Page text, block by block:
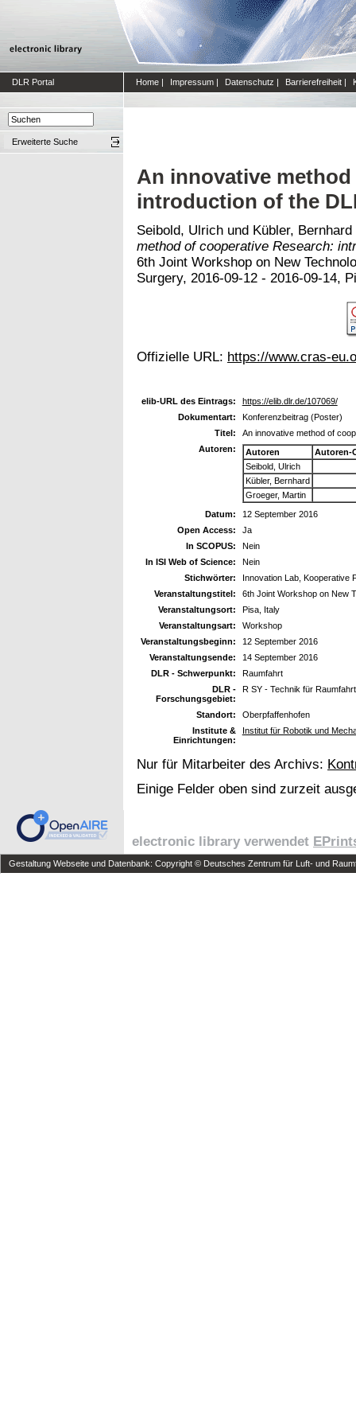
DLR Portal Home | Impressum | Datenschutz | Barrierefreiheit |
Erweiterte Suche
An innovative
introduction of the
Seibold, Ulrich und Kübler, Bernhard
method of cooperative Research:
6th Joint Workshop on New
Surgery, 2016-09-12 - 2016-09-14,
Offizielle URL: https://www.cras-
elib-URL des Eintrags:
https://elib.dlr.de/107069/
Dokumentart:
Konferenzbeitrag (Poster)
Titel:
An innovative method of
Autoren:
Autoren
Autoren-
Seibold, Ulrich
Kübler, Bernhard
Groeger, Martin
Datum:
12 September 2016
Open Access:
Ja
In SCOPUS:
Nein
In ISI Web of Science:
Nein
Stichwörter:
Innovation Lab, Kooperative
Veranstaltungstitel:
6th Joint Workshop on New
Veranstaltungsort:
Pisa, Italy
Veranstaltungsart:
Workshop
Veranstaltungsbeginn:
12 September 2016
Veranstaltungsende:
14 September 2016
DLR - Schwerpunkt:
Raumfahrt
DLR -
Forschungsgebiet:
R SY - Technik für
Standort:
Oberpfaffenhofen
Institute &
Einrichtungen:
Institut für Robotik und
Nur für Mitarbeiter des Archivs:
Einige Felder oben sind zurzeit
electronic library verwendet
Gestaltung Webseite und Datenbank: Copyright © Deutsches Zentrum für Luft- und